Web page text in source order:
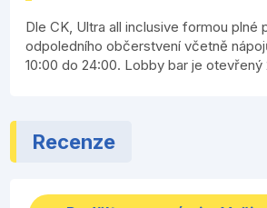
Dle CK, Ultra all inclusive formou plné
odpoledního občerstvení včetně
10:00 do 24:00. Lobby bar je otevřený
Recenze